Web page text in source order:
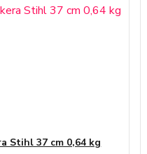
Stihl 37 cm 0,64 kg